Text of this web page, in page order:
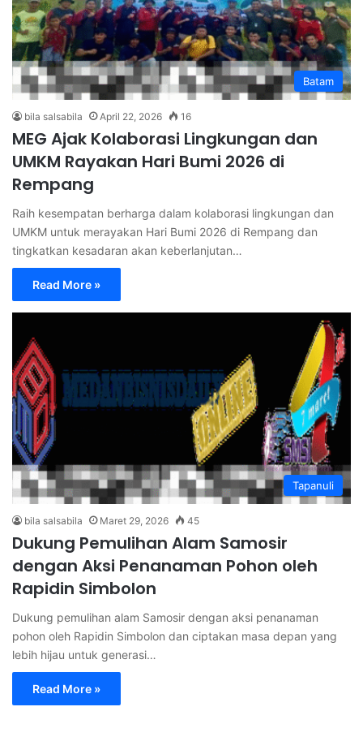
Batam
bila salsabila April 22, 2026 16
MEG Ajak Kolaborasi Lingkungan dan
UMKM Rayakan Hari Bumi 2026 di
Rempang
Raih kesempatan berharga dalam kolaborasi lingkungan dan
UMKM untuk merayakan Hari Bumi 2026 di Rempang dan
tingkatkan kesadaran akan keberlanjutan…
Read More »
Tapanuli
bila salsabila Maret 29, 2026 45
Dukung Pemulihan Alam Samosir
dengan Aksi Penanaman Pohon oleh
Rapidin Simbolon
Dukung pemulihan alam Samosir dengan aksi penanaman
pohon oleh Rapidin Simbolon dan ciptakan masa depan yang
lebih hijau untuk generasi…
Read More »